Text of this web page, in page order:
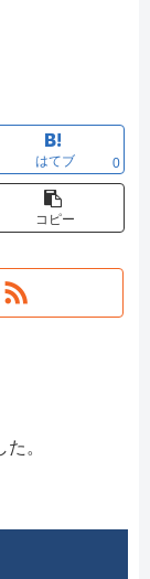
はてブ 0
コピー
。